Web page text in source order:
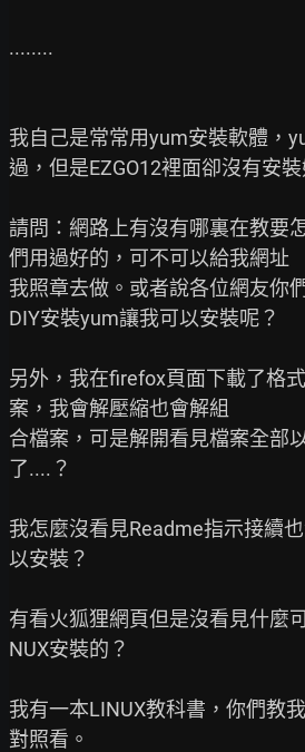
........
我自己是常常用yum安裝軟體，
過，但是EZGO12裡面卻沒有安裝
請問：網路上有沒有哪裏在教要
們用過好的，可不可以給我網址
我照章去做。或者說各位網友你
DIY安裝yum讓我可以安裝呢？
另外，我在firefox頁面下載了格
案，我會解壓縮也會解組
合檔案，可是解開看見檔案全部
了....？
我怎麼沒看見Readme指示接續
以安裝？
有看火狐狸網頁但是沒看見什麼
NUX安裝的？
我有一本LINUX教科書，你們教
對照看。